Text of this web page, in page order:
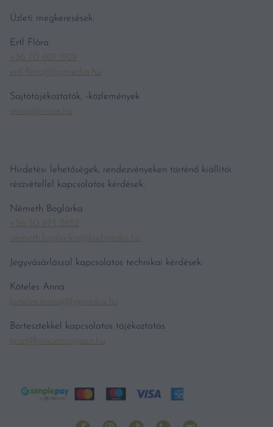
Üzleti megkeresések:
Ertl Flóra
+36 70 601 1929
ertl.flora@hgmedia.hu
Sajtótájékoztatók, -közlemények
vince@vince.hu
Hirdetési lehetőségek, rendezvényeken történő kiállítói
részvétellel kapcsolatos kérdések:
Németh Boglárka
+36 30 975 2652
nemeth.boglarka@kodmedia.hu
Jegyvásárlással kapcsolatos technikai kérdések:
Köteles Anna
koteles.anna@hgmedia.hu
Bortesztekkel kapcsolatos tájékoztatás
teszt@vincemagazin.hu